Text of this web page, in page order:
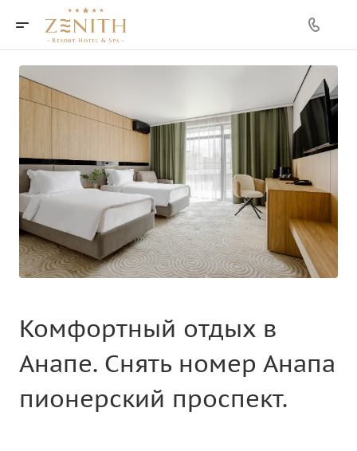
Комфортный отдых в
Анапе. Снять номер Анапа
пионерский проспект.